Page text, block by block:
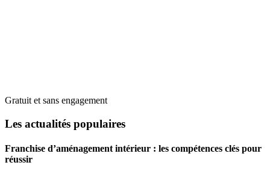
Gratuit et sans engagement
Les actualités populaires
Franchise d’aménagement intérieur : les compétences clés pour
réussir